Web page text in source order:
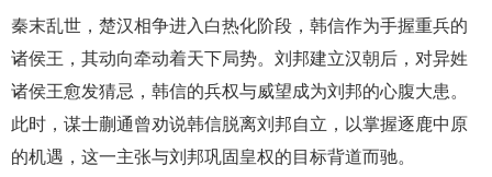
秦末乱世，楚汉相争进入白热化阶段，韩信作为手握重兵的
诸侯王，其动向牵动着天下局势。刘邦建立汉朝后，对异姓
诸侯王愈发猜忌，韩信的兵权与威望成为刘邦的心腹大患。
此时，谋士蒯通曾劝说韩信脱离刘邦自立，以掌握逐鹿中原
的机遇，这一主张与刘邦巩固皇权的目标背道而驰。